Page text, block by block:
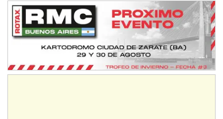
Villaguay (Entre Ríos)
VICTORIENSE - F7
El Cerro (Tierra)
Moto Club Reginense (Tierra)